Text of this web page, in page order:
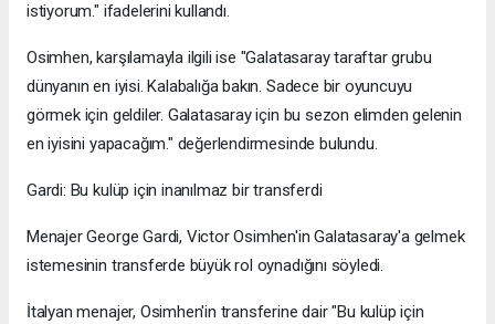
istiyorum." ifadelerini kullandı.
Osimhen, karşılamayla ilgili ise "Galatasaray taraftar grubu
dünyanın en iyisi. Kalabalığa bakın. Sadece bir oyuncuyu
görmek için geldiler. Galatasaray için bu sezon elimden gelenin
en iyisini yapacağım." değerlendirmesinde bulundu.
Gardi: Bu kulüp için inanılmaz bir transferdi
Menajer George Gardi, Victor Osimhen'in Galatasaray'a gelmek
istemesinin transferde büyük rol oynadığını söyledi.
İtalyan menajer, Osimhen'in transferine dair "Bu kulüp için